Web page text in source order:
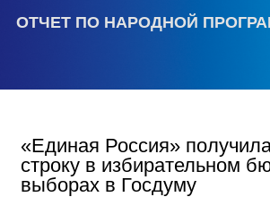
ОТЧЕТ ПО НАРОДНОЙ
«Единая Россия»
строку в избирательном
выборах в Госдуму